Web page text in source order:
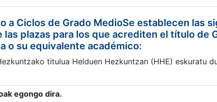
a Ciclos de Grado MedioSe establecen las
plazas para los que acrediten el título de
o su equivalente académico:
titulua Helduen Hezkuntzan (HHE) eskuratu
egongo dira.